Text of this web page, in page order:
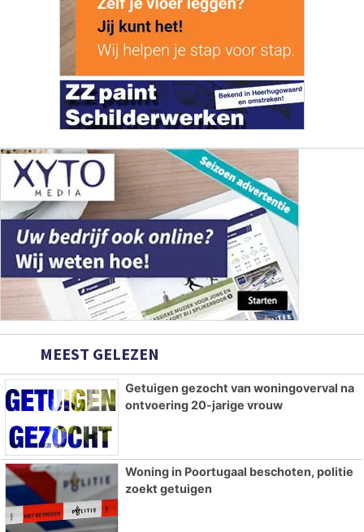
MEEST GELEZEN
Getuigen gezocht van woningoverval na
ontvoering 20-jarige vrouw
Woning in Poortugaal beschoten, politie
zoekt getuigen